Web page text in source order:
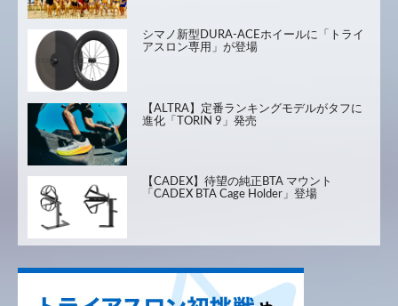
シマノ新型DURA-ACEホイールに「トライ
アスロン専用」が登場
【ALTRA】定番ランキングモデルがタフに
進化「TORIN 9」発売
【CADEX】待望の純正BTA マウント
「CADEX BTA Cage Holder」登場